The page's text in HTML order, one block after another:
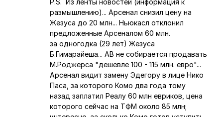
P.S. Из ленты новостей (информация к
размышлению)... Арсенал снизил цену на
Жезуса до 20 млн... Ньюкасл отклонил
предложенные Арсеналом 60 млн.
за одногодка (29 лет) Жезуса
Б.Гимарайеша... АВ не собирается продавать
М.Роджерса "дешевле 100 - 115 млн. евро"...
Арсенал видит замену Эдегору в лице Нико
Паса, за которого Комо два года тому
назад заплатил Реалу 60 млн евриков, цена
которого сейчас на ТФМ около 85 млн;